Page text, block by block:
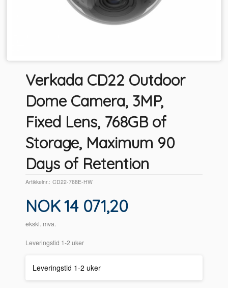
Verkada CD22 Outdoor
Dome Camera, 3MP,
Fixed Lens, 768GB of
Storage, Maximum 90
Days of Retention
Artikkelnr.: CD22-768E-HW
Pris
NOK14 071,20
ekskl. mva.
Leveringstid 1-2 uker
Leveringstid 1-2 uker